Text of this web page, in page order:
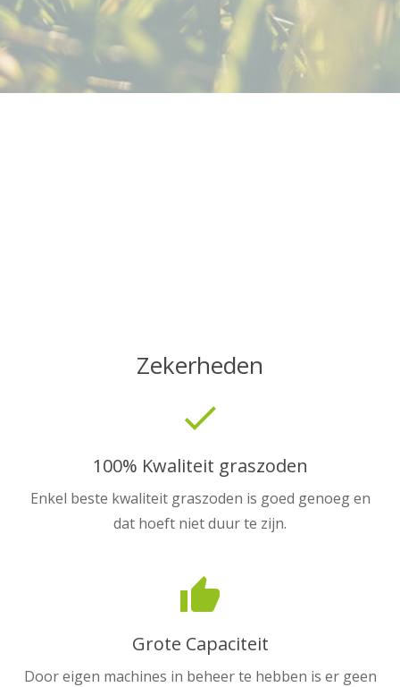
Zekerheden
done
100% Kwaliteit graszoden
Enkel beste kwaliteit graszoden is goed genoeg en
dat hoeft niet duur te zijn.
thumb_up
Grote Capaciteit
Door eigen machines in beheer te hebben is er geen